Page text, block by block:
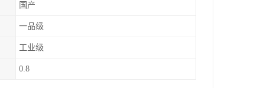
国产
一品级
工业级
0.8